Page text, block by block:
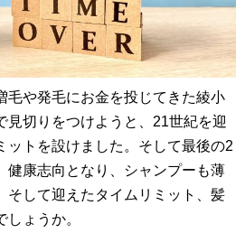
毛や発毛にお金を投じてきた綾小
見切りをつけようと、21世紀を迎
ットを設けました。そして最後の2
健康志向となり、シャンプーも薄
そして迎えたタイムリミット、髪
ょうか。